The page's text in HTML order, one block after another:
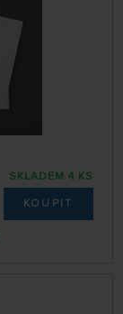
SKLADEM 4 KS
KOUPIT